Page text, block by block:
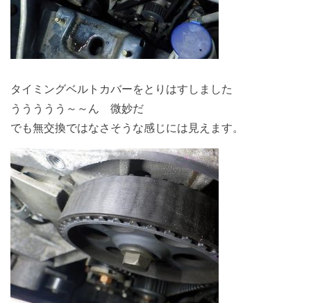
タイミングベルトカバーをとりはすしました
ううううう～～ん 微妙だ
でも無交換ではなさそうな感じには見えます。